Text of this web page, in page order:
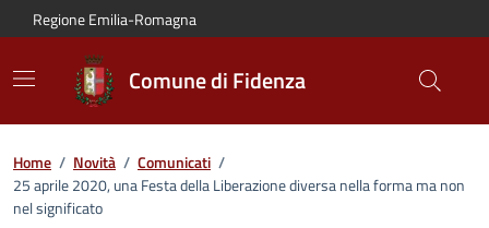
Vai al contenuto principale
Vai alla navigazione del sito
Vai al piede di pagina
Regione Emilia-Romagna
Comune di Fidenza
Home / Novità / Comunicati /
25 aprile 2020, una Festa della Liberazione diversa nella forma ma non
nel significato